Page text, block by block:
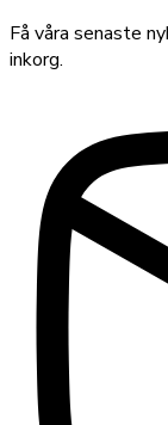
Få våra senaste
inkorg.